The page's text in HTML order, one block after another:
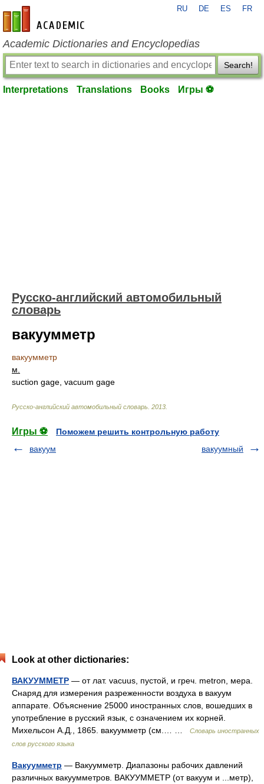
en-academic.com
RU DE ES FR
Academic Dictionaries and Encyclopedias
Search!
Interpretations Translations Books Игры ⚽
Русско-английский автомобильный
словарь
вакуумметр
вакуумметр
м.
suction gage, vacuum gage
Русско-английский автомобильный словарь 2013
Игры ⚽
Поможем решить контрольную работу
вакуум
вакуумный
Look at other dictionaries:
ВАКУУММЕТР — от лат. vacuus, пустой, и греч. metron, мера.
Снаряд для измерения разреженности воздуха в вакуум
аппарате. Объяснение 25000 иностранных слов, вошедших в
употребление в русский язык, с означением их корней.
Михельсон А.Д., 1865. вакуумметр (см.… …
Словарь иностранных
слов русского языка
Вакуумметр — Вакуумметр. Диапазоны рабочих давлений
различных вакуумметров. ВАКУУММЕТР (от вакуум и ...метр),